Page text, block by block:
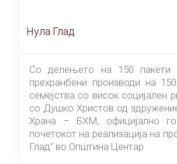
Нула Глад
Со делењето на 150 пакети
прехранбени производи на
семејства со висок социјален
со Душко Христов од
Храна – БХМ, официјално го
почетокот на реализација на
Глад“ во Општина Центар